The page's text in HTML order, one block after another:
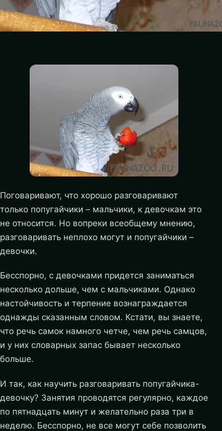
Поговаривают, что хорошо разговаривают
только попугайчики – мальчики, к девочкам это
не относится. Но вопреки всеобщему мнению,
разговаривать неплохо могут и попугайчики –
девочки.
Бесспорно, с девочками придется заниматься
несколько дольше, чем с мальчиками. Однако
настойчивость и терпение вознаграждается
однажды сказанным словом. Кстати, вы знаете,
что речь самок намного четче, чем речь самцов,
и у них словарных запас бывает несколько
больше.
И так, как научить разговаривать попугайчика-
девочку? Занятия проводятся регулярно, каждое
по пятнадцать минут и желательно раза три в
неделю. Бесспорно, не все могут себе позволить